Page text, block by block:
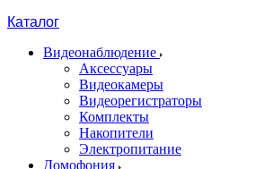
Каталог
Видеонаблюдение
Аксессуары
Видеокамеры
Видеорегистраторы
Комплекты
Накопители
Электропитание
Домофония